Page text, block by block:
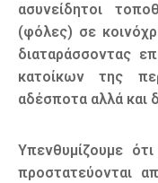
ασυνείδητοι
(φόλες) σε
διαταράσσοντας
κατοίκων της
αδέσποτα αλλά και
Υπενθυμίζουμε
προστατεύονται